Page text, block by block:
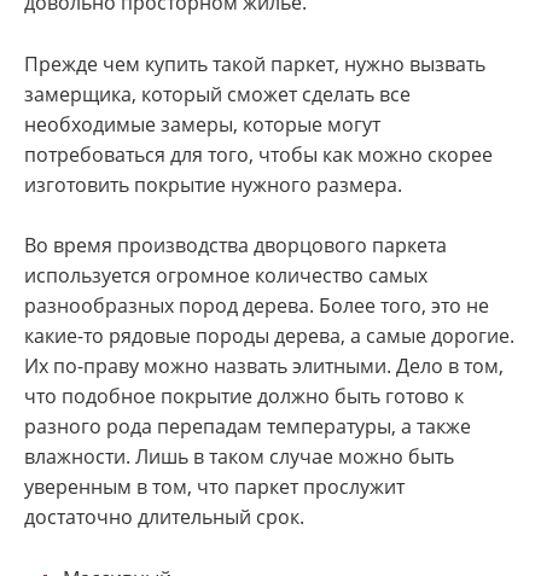
Прежде чем купить такой паркет, нужно вызвать
замерщика, который сможет сделать все
необходимые замеры, которые могут
потребоваться для того, чтобы как можно скорее
изготовить покрытие нужного размера.
Во время производства дворцового паркета
используется огромное количество самых
разнообразных пород дерева. Более того, это не
какие-то рядовые породы дерева, а самые дорогие.
Их по-праву можно назвать элитными. Дело в том,
что подобное покрытие должно быть готово к
разного рода перепадам температуры, а также
влажности. Лишь в таком случае можно быть
уверенным в том, что паркет прослужит
достаточно длительный срок.